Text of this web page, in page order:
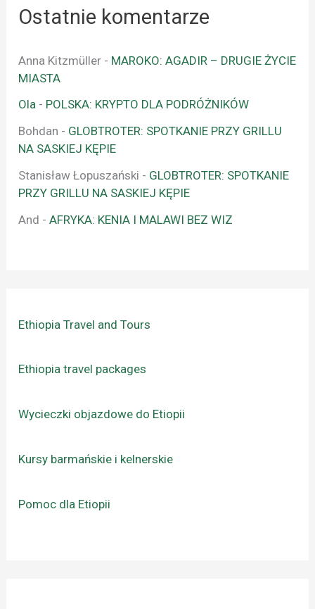
Ostatnie komentarze
Anna Kitzmüller - MAROKO: AGADIR – DRUGIE ŻYCIE
MIASTA
Ola - POLSKA: KRYPTO DLA PODRÓŻNIKÓW
Bohdan - GLOBTROTER: SPOTKANIE PRZY GRILLU
NA SASKIEJ KĘPIE
Stanisław Łopuszański - GLOBTROTER: SPOTKANIE
PRZY GRILLU NA SASKIEJ KĘPIE
And -AFRYKA: KENIA I MALAWI BEZ WIZ
Ethiopia Travel and Tours
Ethiopia travel packages
Wycieczki objazdowe do Etiopii
Kursy barmańskie i kelnerskie
Pomoc dla Etiopii